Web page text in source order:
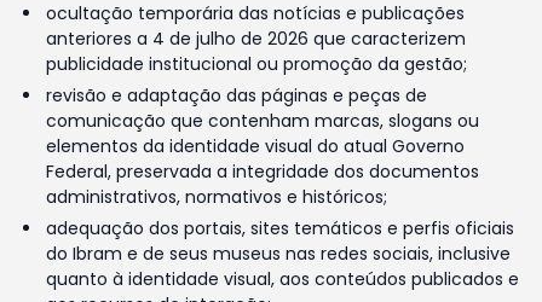
ocultação temporária das notícias e publicações
anteriores a 4 de julho de 2026 que caracterizem
publicidade institucional ou promoção da gestão;
revisão e adaptação das páginas e peças de
comunicação que contenham marcas, slogans ou
elementos da identidade visual do atual Governo
Federal, preservada a integridade dos documentos
administrativos, normativos e históricos;
adequação dos portais, sites temáticos e perfis oficiais
do Ibram e de seus museus nas redes sociais, inclusive
quanto à identidade visual, aos conteúdos publicados e